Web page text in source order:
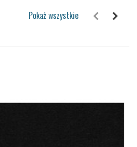
Pokaż wszystkie